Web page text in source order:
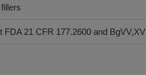
FDA 21 CFR 177.2600 and BgVV,XV